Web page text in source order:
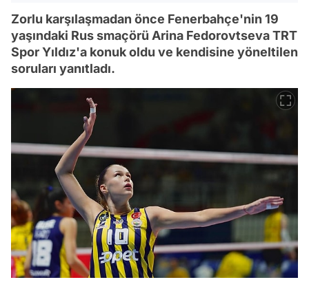
Zorlu karşılaşmadan önce Fenerbahçe'nin 19
yaşındaki Rus smaçörü Arina Fedorovtseva TRT
Spor Yıldız'a konuk oldu ve kendisine yöneltilen
soruları yanıtladı.